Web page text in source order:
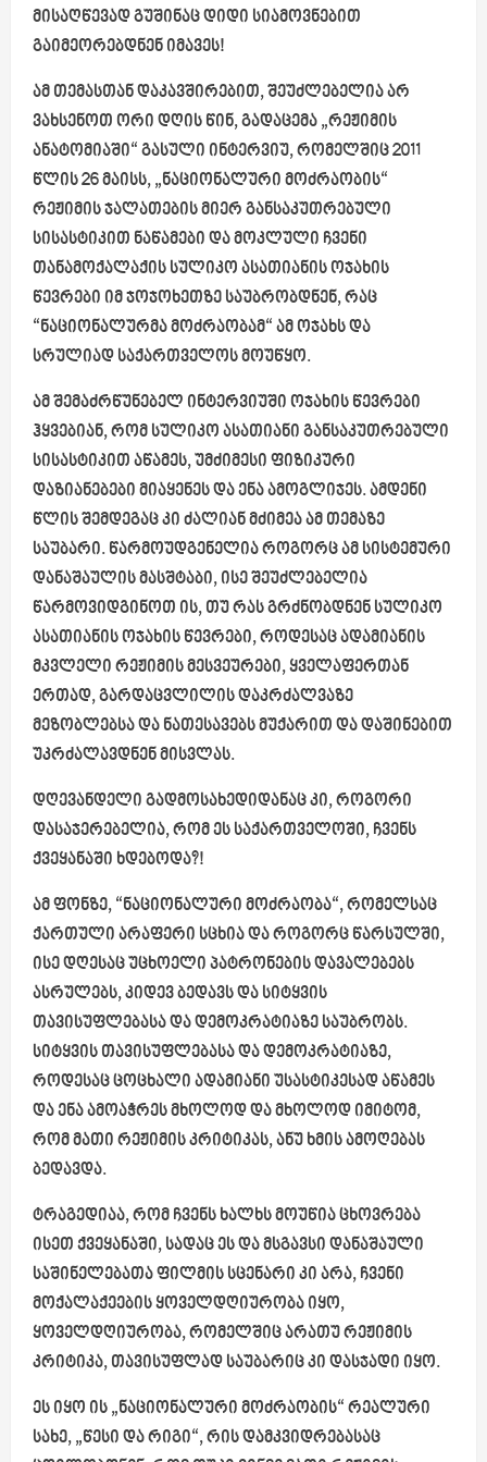
მისაღწევად გუშინაც დიდი სიამოვნებით
გაიმეორებდნენ იმავეს!
ამ თემასთან დაკავშირებით, შეუძლებელია არ
ვახსენოთ ორი დღის წინ, გადაცემა „რეჟიმის
ანატომიაში“ გასული ინტერვიუ, რომელშიც 2011
წლის 26 მაისს, „ნაციონალური მოძრაობის“
რეჟიმის ჯალათების მიერ განსაკუთრებული
სისასტიკით ნაწამები და მოკლული ჩვენი
თანამოქალაქის სულიკო ასათიანის ოჯახის
წევრები იმ ჯოჯოხეთზე საუბრობდნენ, რაც
“ნაციონალურმა მოძრაობამ“ ამ ოჯახს და
სრულიად საქართველოს მოუწყო.
ამ შემაძრწუნებელ ინტერვიუში ოჯახის წევრები
ჰყვებიან, რომ სულიკო ასათიანი განსაკუთრებული
სისასტიკით აწამეს, უმძიმესი ფიზიკური
დაზიანებები მიაყენეს და ენა ამოგლიჯეს. ამდენი
წლის შემდეგაც კი ძალიან მძიმეა ამ თემაზე
საუბარი. წარმოუდგენელია როგორც ამ სისტემური
დანაშაულის მასშტაბი, ისე შეუძლებელია
წარმოვიდგინოთ ის, თუ რას გრძნობდნენ სულიკო
ასათიანის ოჯახის წევრები, როდესაც ადამიანის
მკვლელი რეჟიმის მესვეურები, ყველაფერთან
ერთად, გარდაცვლილის დაკრძალვაზე
მეზობლებსა და ნათესავებს მუქარით და დაშინებით
უკრძალავდნენ მისვლას.
დღევანდელი გადმოსახედიდანაც კი, როგორი
დასაჯერებელია, რომ ეს საქართველოში, ჩვენს
ქვეყანაში ხდებოდა?!
ამ ფონზე, “ნაციონალური მოძრაობა“, რომელსაც
ქართული არაფერი სცხია და როგორც წარსულში,
ისე დღესაც უცხოელი პატრონების დავალებებს
ასრულებს, კიდევ ბედავს და სიტყვის
თავისუფლებასა და დემოკრატიაზე საუბრობს.
სიტყვის თავისუფლებასა და დემოკრატიაზე,
როდესაც ცოცხალი ადამიანი უსასტიკესად აწამეს
და ენა ამოაჭრეს მხოლოდ და მხოლოდ იმიტომ,
რომ მათი რეჟიმის კრიტიკას, ანუ ხმის ამოღებას
ბედავდა.
ტრაგედიაა, რომ ჩვენს ხალხს მოუწია ცხოვრება
ისეთ ქვეყანაში, სადაც ეს და მსგავსი დანაშაული
საშინელებათა ფილმის სცენარი კი არა, ჩვენი
მოქალაქეების ყოველდღიურობა იყო,
ყოველდღიურობა, რომელშიც არათუ რეჟიმის
კრიტიკა, თავისუფლად საუბარიც კი დასჯადი იყო.
ეს იყო ის „ნაციონალური მოძრაობის“ რეალური
სახე, „წესი და რიგი“, რის დამკვიდრებასაც